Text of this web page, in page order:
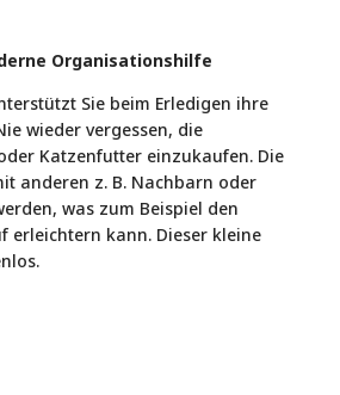
Organisationshilfe
Sie beim Erledigen ihre
wieder vergessen, die
Katzenfutter einzukaufen. Die
anderen z. B. Nachbarn oder
was zum Beispiel den
erleichtern kann. Dieser kleine